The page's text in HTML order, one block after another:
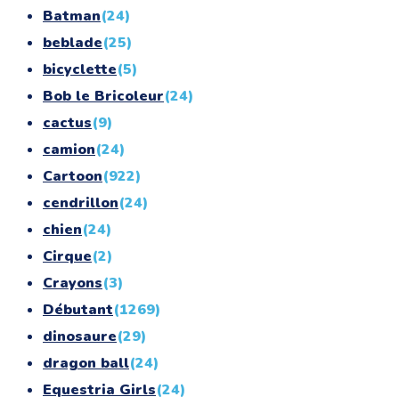
Batman(24)
beblade(25)
bicyclette(5)
Bob le Bricoleur(24)
cactus(9)
camion(24)
Cartoon(922)
cendrillon(24)
chien(24)
Cirque(2)
Crayons(3)
Débutant(1269)
dinosaure(29)
dragon ball(24)
Equestria Girls(24)